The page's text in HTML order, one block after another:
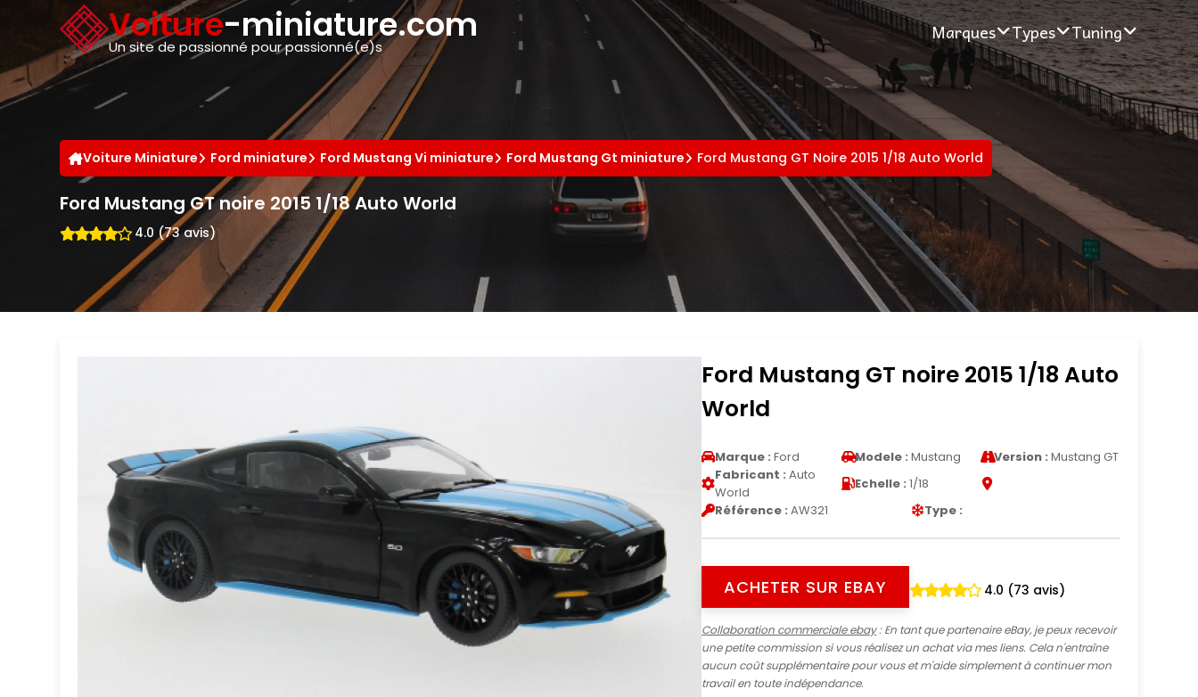
Voiture-miniature.com
Un site de passionné pour passionné(e)s
Marques Types Tuning
Voiture Miniature Ford miniature Ford Mustang Vi miniature Ford Mustang Gt miniature Ford Mustang GT Noire 2015 1/18 Auto World
Ford Mustang GT noire 2015 1/18 Auto World
4.0 (73 avis)
Ford Mustang GT noire 2015 1/18 Auto
World
Marque : Ford Modele : Mustang Version : Mustang GT
Fabricant : Auto
World
Echelle : 1/18
Référence : AW321 Type :
ACHETER SUR EBAY 4.0 (73 avis)
Collaboration commerciale ebay: En tant que partenaire eBay, je peux recevoir
une petite commission si vous réalisez un achat via mes liens. Cela n'entraîne
aucun coût supplémentaire pour vous et m'aide simplement à continuer mon
travail en toute indépendance.
Panneau de gestion des cookies